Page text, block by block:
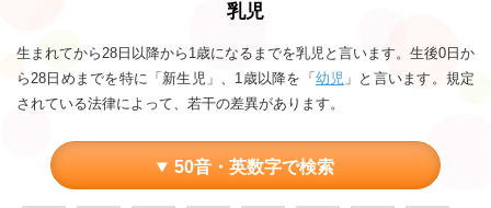
乳児
生まれてから28日以降から1歳になるまでを乳児と言います。生後0日か
ら28日めまでを特に「新生児」、1歳以降を「 幼児 」と言います。規定
されている法律によって、若干の差異があります。
50音・英数字で検索